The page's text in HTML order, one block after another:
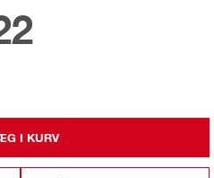
I KURV